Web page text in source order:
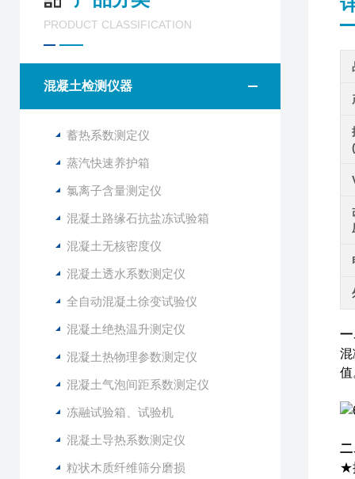
PRODUCT CLASSIFICATION
混凝土检测仪器
蓄热系数测定仪
蒸汽快速养护箱
氯离子含量测定仪
混凝土路缘石抗盐冻试验箱
混凝土无核密度仪
混凝土透水系数测定仪
全自动混凝土徐变试验仪
混凝土绝热温升测定仪
混凝土热物理参数测定仪
混凝土气泡间距系数测定仪
冻融试验箱、试验机
混凝土导热系数测定仪
粒状木质纤维筛分磨损
一
混
值
二
★